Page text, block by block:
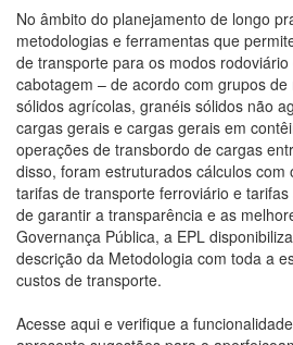
No âmbito do planejamento de longo
metodologias e ferramentas que
de transporte para os modos
cabotagem – de acordo com grupos
sólidos agrícolas, granéis sólidos não
cargas gerais e cargas gerais em
operações de transbordo de cargas
disso, foram estruturados cálculos com
tarifas de transporte ferroviário e
de garantir a transparência e as
Governança Pública, a EPL
descrição da Metodologia com toda a
custos de transporte.
Acesse aqui e verifique a